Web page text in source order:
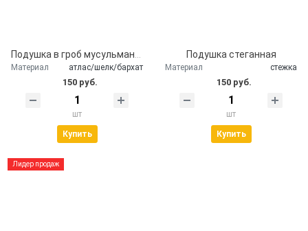
Материал атлас/шелк/бархат
150 руб.
шт
Купить
Подушка стеганная
Материал стежка
150 руб.
шт
Купить
Лидер продаж